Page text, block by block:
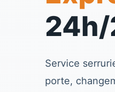
24h/
Service
porte,